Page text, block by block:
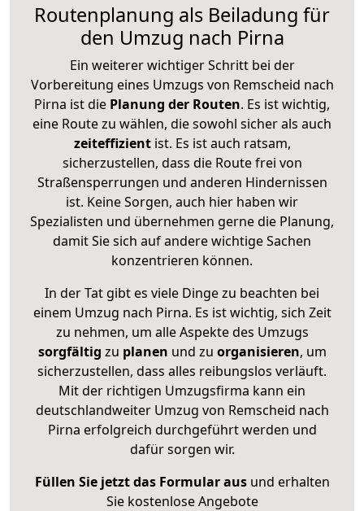
Routenplanung als Beiladung für
den Umzug nach Pirna
Ein weiterer wichtiger Schritt bei der
Vorbereitung eines Umzugs von Remscheid nach
Pirna ist die Planung der Routen. Es ist wichtig,
eine Route zu wählen, die sowohl sicher als auch
zeiteffizientist. Es ist auch ratsam,
sicherzustellen, dass die Route frei von
Straßensperrungen und anderen Hindernissen
ist. Keine Sorgen, auch hier haben wir
Spezialisten und übernehmen gerne die Planung,
damit Sie sich auf andere wichtige Sachen
konzentrieren können.
In der Tat gibt es viele Dinge zu beachten bei
einem Umzug nach Pirna. Es ist wichtig, sich Zeit
zu nehmen, um alle Aspekte des Umzugs
sorgfältig zu planen und zu organisieren, um
sicherzustellen, dass alles reibungslos verläuft.
Mit der richtigen Umzugsfirma kann ein
deutschlandweiter Umzug von Remscheid nach
Pirna erfolgreich durchgeführt werden und
dafür sorgen wir.
Füllen Sie jetzt das Formular ausund erhalten
Sie kostenlose Angebote